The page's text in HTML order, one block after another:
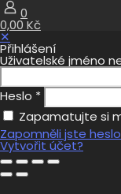
0
0,00 Kč
✕
Přihlášení
Uživatelské jméno
Heslo *
Zapamatujte si
Zapomněli jste
Vytvořit účet?